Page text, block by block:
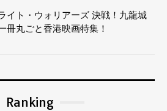
イト・ウォリアーズ 決戦！九龍城
冊丸ごと香港映画特集！
Ranking